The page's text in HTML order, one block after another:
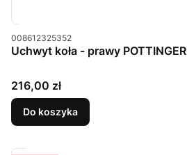
Kod produktu
008612325352
Uchwyt koła - prawy POTTINGER
Cena
216,00 zł
Do koszyka